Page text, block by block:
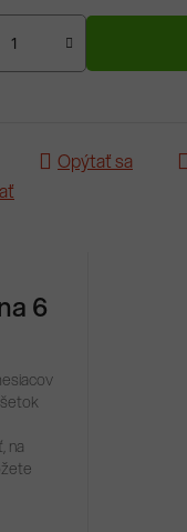
cena:
Opýtať sa
6
na